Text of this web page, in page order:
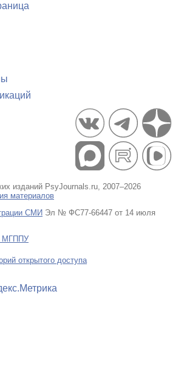
изданий PsyJournals.ru, 2007–2026
материалов
СМИ Эл № ФС77-66447 от 14 июля
открытого доступа